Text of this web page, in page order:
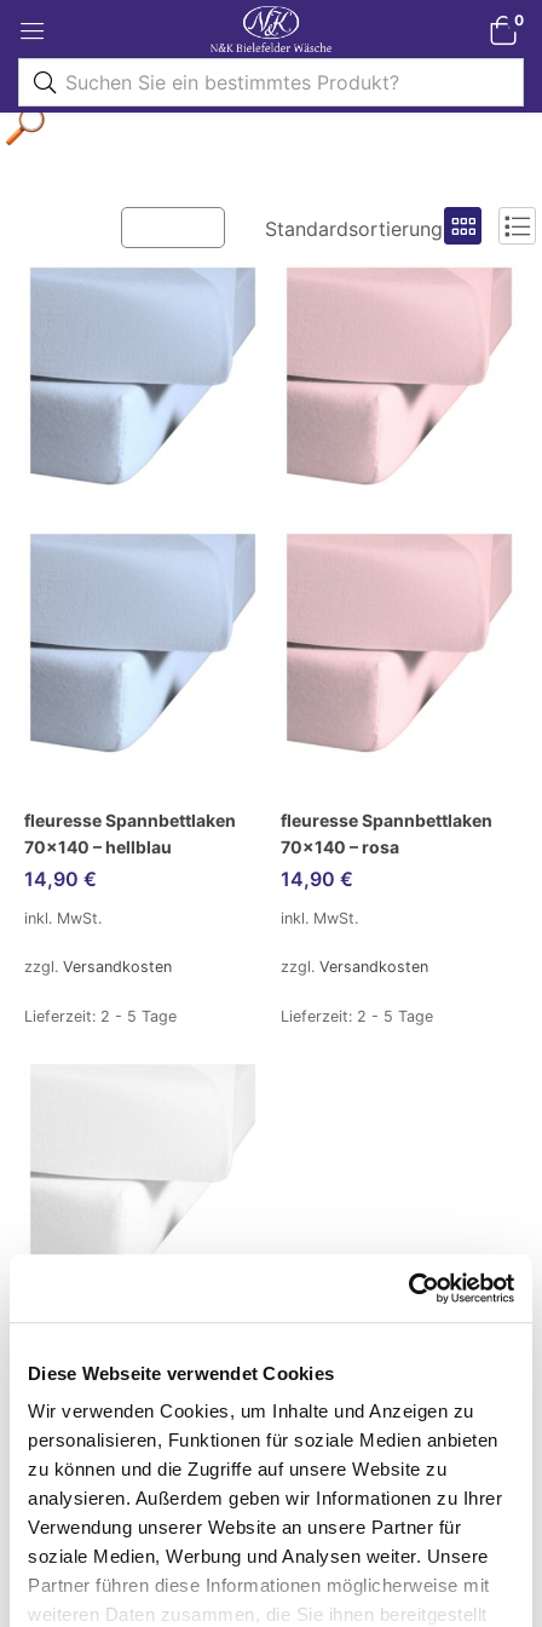
Diese Webseite verwendet Cookies
Wir verwenden Cookies, um Inhalte und Anzeigen zu
personalisieren, Funktionen für soziale Medien anbieten
zu können und die Zugriffe auf unsere Website zu
analysieren. Außerdem geben wir Informationen zu Ihrer
Verwendung unserer Website an unsere Partner für
soziale Medien, Werbung und Analysen weiter. Unsere
Partner führen diese Informationen möglicherweise mit
weiteren Daten zusammen, die Sie ihnen bereitgestellt
0
Standardsortierung
fleuresse Spannbettlaken
70×140 – hellblau
14,90 €
inkl. MwSt.
zzgl. Versandkosten
Lieferzeit: 2 - 5 Tage
fleuresse Spannbettlaken
70×140 – rosa
14,90 €
inkl. MwSt.
zzgl. Versandkosten
Lieferzeit: 2 - 5 Tage
fleuresse Spannbettlaken